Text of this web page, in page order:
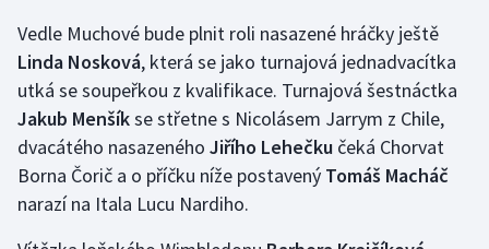
Golf
Gymnastika
Házená
Jezdectví
Vedle Muchové bude plnit roli nasazené hráčky ještě
Linda Nosková, která se jako turnajová jednadvacítka
utká se soupeřkou z kvalifikace. Turnajová šestnáctka
Jakub Menšíkse střetne s Nicolásem Jarrym z Chile,
dvacátého nasazeného Jiřího Lehečku čeká Chorvat
Borna Čorič a o příčku níže postavený Tomáš Macháč
narazí na Itala Lucu Nardiho.